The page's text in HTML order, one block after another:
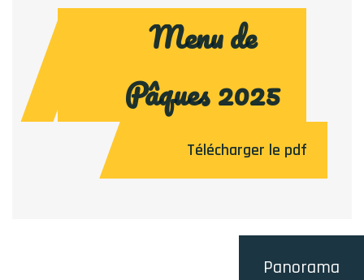
Menu de
Pâques 2025
Télécharger le pdf
Panorama